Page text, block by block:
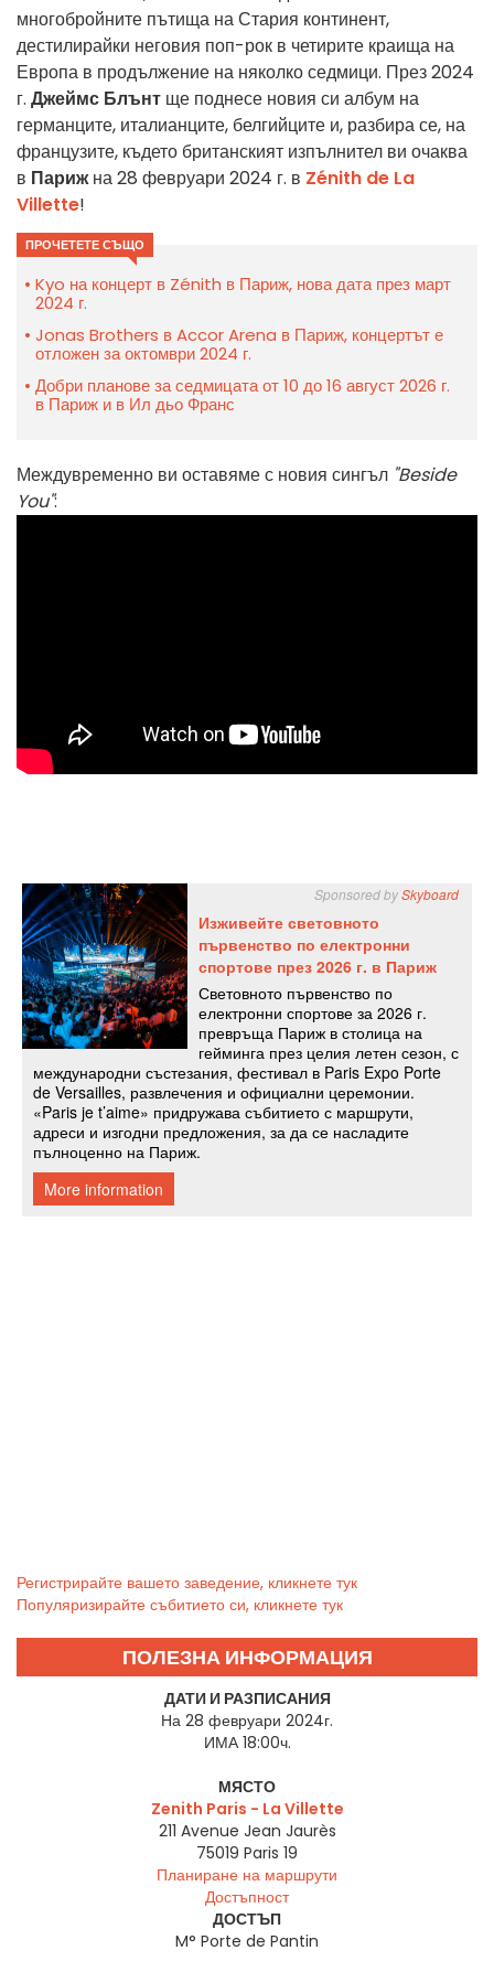
многобройните пътища на Стария континент,
дестилирайки неговия поп-рок в четирите краища на
Европа в продължение на няколко седмици. През 2024
г. Джеймс Блънт ще поднесе новия си албум на
германците, италианците, белгийците и, разбира се, на
французите, където британският изпълнител ви очаква
в Парижна 28 февруари 2024 г. в Zénith de La
Villette!
ПРОЧЕТЕТЕ СЪЩО
Kyo на концерт в Zénith в Париж, нова дата през март
2024 г.
Jonas Brothers в Accor Arena в Париж, концертът е
отложен за октомври 2024 г.
Добри планове за седмицата от 10 до 16 август 2026 г.
в Париж и в Ил дьо Франс
Междувременно ви оставяме с новия сингъл "Beside
You":
Регистрирайте вашето заведение, кликнете тук
Популяризирайте събитието си, кликнете тук
ПОЛЕЗНА ИНФОРМАЦИЯ
ДАТИ И РАЗПИСАНИЯ
На 28 февруари 2024г.
ИМА 18:00ч.
МЯСТО
Zenith Paris - La Villette
211 Avenue Jean Jaurès
75019 Paris 19
Планиране на маршрути
Достъпност
ДОСТЪП
M° Porte de Pantin